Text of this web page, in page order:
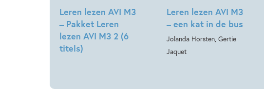
Leren lezen AVI M3
– Pakket Leren
lezen AVI M3 2 (6
titels)
Leren lezen AVI M3
– een kat in de bus
Jolanda Horsten, Gertie
Jaquet